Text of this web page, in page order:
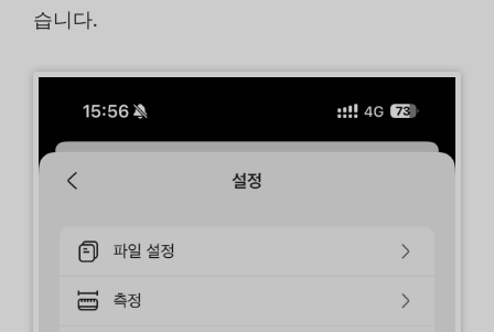
습니다.